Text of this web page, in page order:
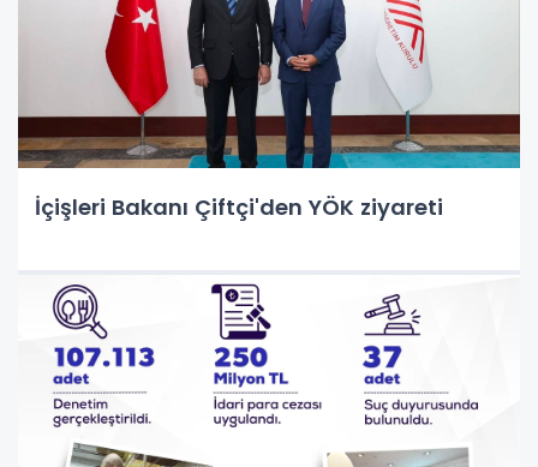
İçişleri Bakanı Çiftçi'den YÖK ziyareti